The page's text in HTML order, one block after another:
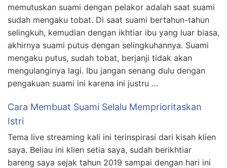
memutuskan suami dengan pelakor adalah saat suami
sudah mengaku tobat. Di saat suami bertahun-tahun
selingkuh, kemudian dengan ikhtiar ibu yang luar biasa,
akhirnya suami putus dengan selingkuhannya. Suami
mengaku putus, sudah tobat, berjanji tidak akan
mengulanginya lagi. Ibu jangan senang dulu dengan
pengakuan suami ini karena ini justru …
Cara Membuat Suami Selalu Memprioritaskan
Istri
Tema live streaming kali ini terinspirasi dari kisah klien
saya. Beliau ini klien setia saya, sudah berikhtiar
bareng saya sejak tahun 2019 sampai dengan hari ini